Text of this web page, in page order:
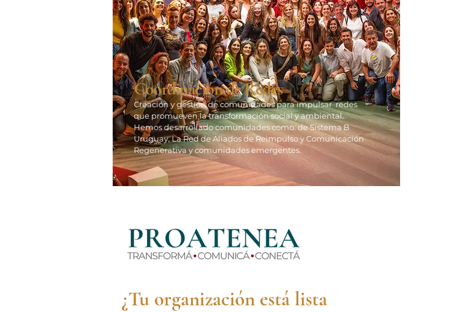
Coordinación de Redes
Creación y gestión de comunidades para impulsar redes
que promueven la transformación social y ambiental.
Hemos desarrollado comunidades como: de Sistema B
Uruguay,La Red de Aliados de Reimpulso y Comunicación
Regenerativa y comunidades emergentes.
¿Tu organización está lista